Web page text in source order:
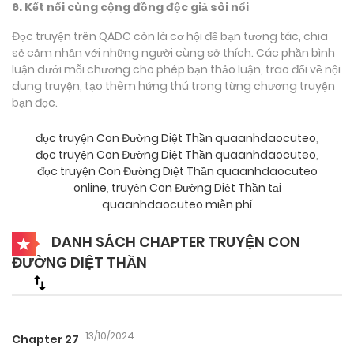
6. Kết nối cùng cộng đồng độc giả sôi nổi
Đọc truyện trên QADC còn là cơ hội để bạn tương tác, chia
sẻ cảm nhận với những người cùng sở thích. Các phần bình
luận dưới mỗi chương cho phép bạn thảo luận, trao đổi về nội
dung truyện, tạo thêm hứng thú trong từng chương truyện
bạn đọc.
đọc truyện Con Đường Diệt Thần quaanhdaocuteo,
đọc truyện Con Đường Diệt Thần quaanhdaocuteo,
đọc truyện Con Đường Diệt Thần quaanhdaocuteo
online, truyện Con Đường Diệt Thần tại
quaanhdaocuteo miễn phí
DANH SÁCH CHAPTER TRUYỆN CON
ĐƯỜNG DIỆT THẦN
Chapter 27 13/10/2024